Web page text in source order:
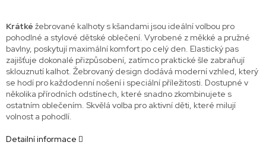
Krátké žebrované kalhoty s kšandami jsou ideální volbou pro
pohodlné a stylové dětské oblečení. Vyrobené z měkké a pružné
bavlny, poskytují maximální komfort po celý den. Elastický pas
zajišťuje dokonalé přizpůsobení, zatímco praktické šle zabraňují
sklouznutí kalhot. Žebrovaný design dodává moderní vzhled, který
se hodí pro každodenní nošení i speciální příležitosti. Dostupné v
několika přírodních odstínech, které snadno zkombinujete s
ostatním oblečením. Skvělá volba pro aktivní děti, které milují
volnost a pohodlí.
Detailní informace